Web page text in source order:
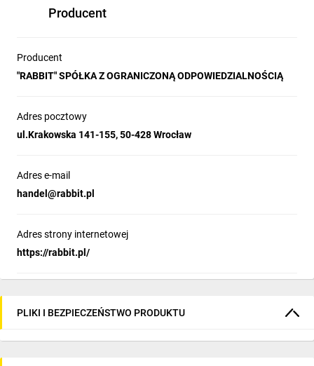
Producent
Producent
"RABBIT" SPÓŁKA Z OGRANICZONĄ ODPOWIEDZIALNOŚCIĄ
Adres pocztowy
ul.Krakowska 141-155, 50-428 Wrocław
Adres e-mail
handel@rabbit.pl
Adres strony internetowej
https://rabbit.pl/
PLIKI I BEZPIECZEŃSTWO PRODUKTU